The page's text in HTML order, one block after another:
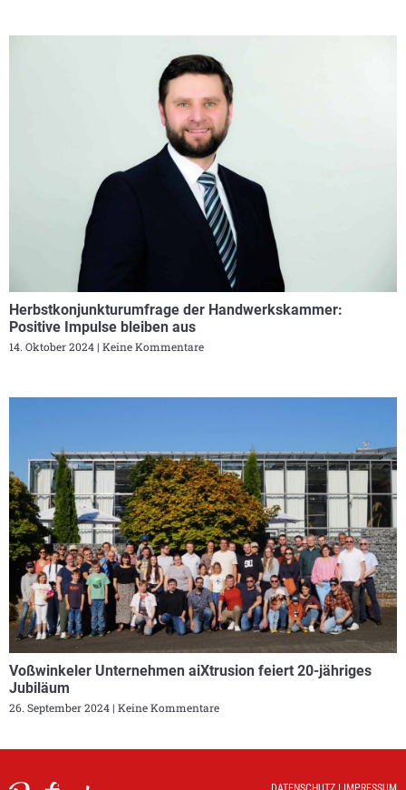
Herbstkonjunkturumfrage der Handwerkskammer:
Positive Impulse bleiben aus
14. Oktober 2024 Keine Kommentare
Voßwinkeler Unternehmen aiXtrusion feiert 20-jähriges
Jubiläum
26. September 2024 Keine Kommentare